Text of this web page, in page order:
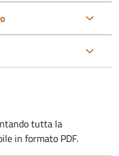
tutta la
in formato PDF.